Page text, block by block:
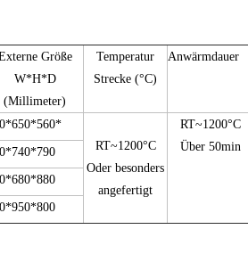
Größe
W*H*D
(Millimeter)
Temperatur
Strecke (°C)
Anwärmdauer
RT~1200°C
Oder besonders
angefertigt
RT~1200°C
Über 50min